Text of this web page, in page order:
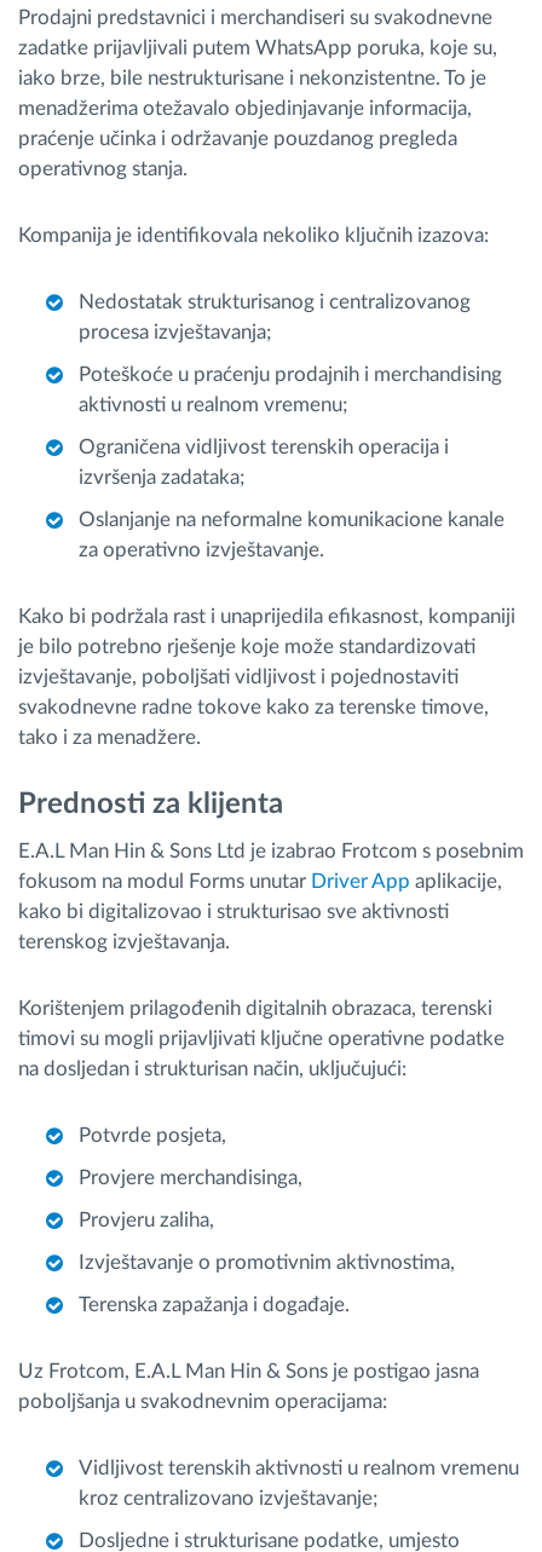
Prodajni predstavnici i merchandiseri su svakodnevne
zadatke prijavljivali putem WhatsApp poruka, koje su,
iako brze, bile nestrukturisane i nekonzistentne. To je
menadžerima otežavalo objedinjavanje informacija,
praćenje učinka i održavanje pouzdanog pregleda
operativnog stanja.
Kompanija je identifikovala nekoliko ključnih izazova:
Nedostatak strukturisanog i centralizovanog
procesa izvještavanja;
Poteškoće u praćenju prodajnih i merchandising
aktivnosti u realnom vremenu;
Ograničena vidljivost terenskih operacija i
izvršenja zadataka;
Oslanjanje na neformalne komunikacione kanale
za operativno izvještavanje.
Kako bi podržala rast i unaprijedila efikasnost, kompaniji
je bilo potrebno rješenje koje može standardizovati
izvještavanje, poboljšati vidljivost i pojednostaviti
svakodnevne radne tokove kako za terenske timove,
tako i za menadžere.
Prednosti za klijenta
E.A.L Man Hin & Sons Ltd je izabrao Frotcom s posebnim
fokusom na modul Forms unutar Driver App aplikacije,
kako bi digitalizovao i strukturisao sve aktivnosti
terenskog izvještavanja.
Korištenjem prilagođenih digitalnih obrazaca, terenski
timovi su mogli prijavljivati ključne operativne podatke
na dosljedan i strukturisan način, uključujući:
Potvrde posjeta,
Provjere merchandisinga,
Provjeru zaliha,
Izvještavanje o promotivnim aktivnostima,
Terenska zapažanja i događaje.
Uz Frotcom, E.A.L Man Hin & Sons je postigao jasna
poboljšanja u svakodnevnim operacijama:
Vidljivost terenskih aktivnosti u realnom vremenu
kroz centralizovano izvještavanje;
Dosljedne i strukturisane podatke, umjesto